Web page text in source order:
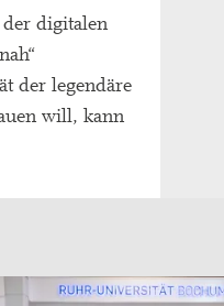
digitalen
der legendäre
will, kann